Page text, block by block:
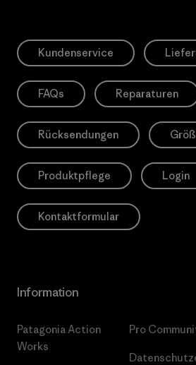
Kundenservice
FAQs Reparaturen
Rücksendungen
Produktpflege Login
Kontaktformular
Information
Patagonia Action
Works
Pro